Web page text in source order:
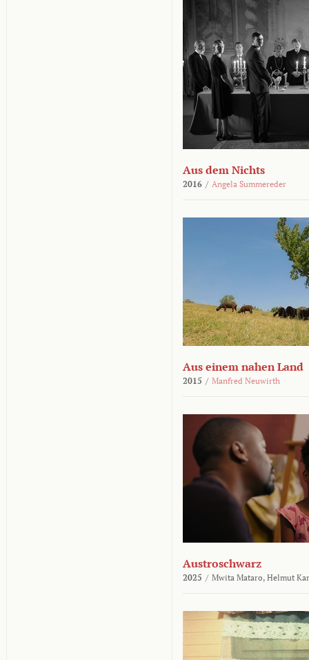
Aus dem Nichts
2016 / Angela Summereder
Aus einem nahen Land
2015 / Manfred Neuwirth
Austroschwarz
2025 / Mwita Mataro, Helmut